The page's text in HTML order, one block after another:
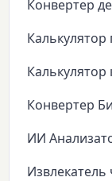
Конвертер
Калькулятор
Конвертер
ИИ
Извлекатель